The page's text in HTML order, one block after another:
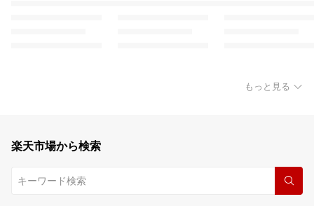
もっと見る
楽天市場から検索